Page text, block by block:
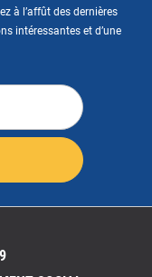
à l’affût des dernières
intéressantes et d’une